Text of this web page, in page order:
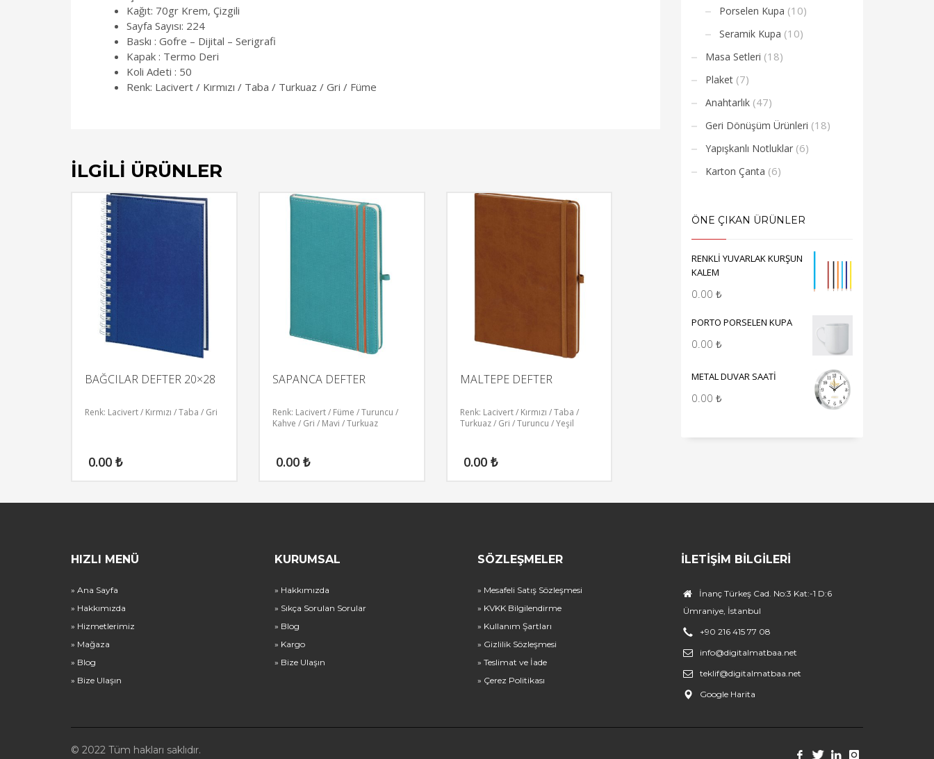
Kağıt: 70gr Krem, Çizgili
Sayfa Sayısı: 224
Baskı : Gofre – Dijital – Serigrafi
Kapak : Termo Deri
Koli Adeti : 50
Renk: Lacivert / Kırmızı / Taba / Turkuaz / Gri / Füme
İLGILI ÜRÜNLER
BAĞCILAR DEFTER 20×28
Renk: Lacivert / Kırmızı / Taba / Gri
0.00 ₺
SAPANCA DEFTER
Renk: Lacivert / Füme / Turuncu /
Kahve / Gri / Mavi / Turkuaz
0.00 ₺
MALTEPE DEFTER
Renk: Lacivert / Kırmızı / Taba /
Turkuaz / Gri / Turuncu / Yeşil
0.00 ₺
Porselen Kupa (10)
Seramik Kupa (10)
Masa Setleri (18)
Plaket (7)
Anahtarlık (47)
Geri Dönüşüm Ürünleri (18)
Yapışkanlı Notluklar (6)
Karton Çanta (6)
ÖNE ÇIKAN ÜRÜNLER
RENKLİ YUVARLAK KURŞUN
KALEM
0.00 ₺
PORTO PORSELEN KUPA
0.00 ₺
METAL DUVAR SAATİ
0.00 ₺
HIZLI MENÜ
» Ana Sayfa
» Hakkımızda
» Hizmetlerimiz
» Mağaza
» Blog
» Bize Ulaşın
KURUMSAL
» Hakkımızda
» Sıkça Sorulan Sorular
» Blog
» Kargo
» Bize Ulaşın
SÖZLEŞMELER
» Mesafeli Satış Sözleşmesi
» KVKK Bilgilendirme
» Kullanım Şartları
» Gizlilik Sözleşmesi
» Teslimat ve İade
» Çerez Politikası
İLETIŞIM BILGILERI
İnanç Türkeş Cad. No:3 Kat:-1 D:6
Ümraniye, İstanbul
+90 216 415 77 08
info@digitalmatbaa.net
teklif@digitalmatbaa.net
Google Harita
© 2022 Tüm hakları saklıdır.